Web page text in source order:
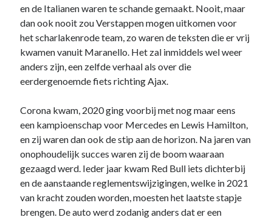
en de Italianen waren te schande gemaakt. Nooit, maar
dan ook nooit zou Verstappen mogen uitkomen voor
het scharlakenrode team, zo waren de teksten die er vrij
kwamen vanuit Maranello. Het zal inmiddels wel weer
anders zijn, een zelfde verhaal als over die
eerdergenoemde fiets richting Ajax.
Corona kwam, 2020 ging voorbij met nog maar eens
een kampioenschap voor Mercedes en Lewis Hamilton,
en zij waren dan ook de stip aan de horizon. Na jaren van
onophoudelijk succes waren zij de boom waaraan
gezaagd werd. Ieder jaar kwam Red Bull iets dichterbij
en de aanstaande reglementswijzigingen, welke in 2021
van kracht zouden worden, moesten het laatste stapje
brengen. De auto werd zodanig anders dat er een